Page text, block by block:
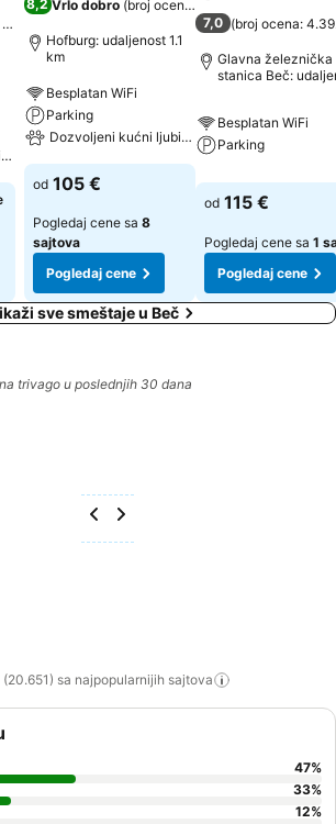
8,2 Vrlo dobro (broj ocena: 7.298
Hofburg: udaljenost 1.1
km
Besplatan WiFi
Parking
Dozvoljeni kućni ljubimci
od 105 €
Pogledaj cene sa 8
sajtova
Pogledaj cene
7,0 (broj ocena:
Glavna železnička
stanica Beč:
Besplatan WiFi
Parking
od 115 €
Pogledaj cene sa 1
Pogledaj cene
sve smeštaje u Beč
trivago u poslednjih 30 dana
sa najpopularnijih sajtova
47%
33%
12%